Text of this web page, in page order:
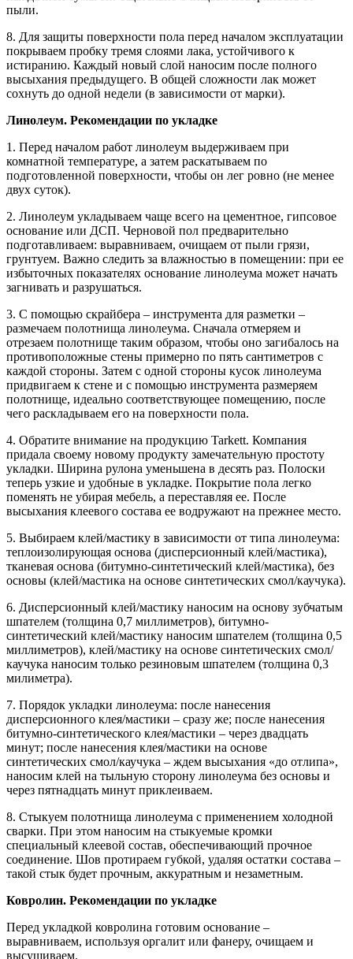
пыли.
8. Для защиты поверхности пола перед началом эксплуатации
покрываем пробку тремя слоями лака, устойчивого к
истиранию. Каждый новый слой наносим после полного
высыхания предыдущего. В общей сложности лак может
сохнуть до одной недели (в зависимости от марки).
Линолеум. Рекомендации по укладке
1. Перед началом работ линолеум выдерживаем при
комнатной температуре, а затем раскатываем по
подготовленной поверхности, чтобы он лег ровно (не менее
двух суток).
2. Линолеум укладываем чаще всего на цементное, гипсовое
основание или ДСП. Черновой пол предварительно
подготавливаем: выравниваем, очищаем от пыли грязи,
грунтуем. Важно следить за влажностью в помещении: при ее
избыточных показателях основание линолеума может начать
загнивать и разрушаться.
3. С помощью скрайбера – инструмента для разметки –
размечаем полотнища линолеума. Сначала отмеряем и
отрезаем полотнище таким образом, чтобы оно загибалось на
противоположные стены примерно по пять сантиметров с
каждой стороны. Затем с одной стороны кусок линолеума
придвигаем к стене и с помощью инструмента размеряем
полотнище, идеально соответствующее помещению, после
чего раскладываем его на поверхности пола.
4. Обратите внимание на продукцию Tarkett. Компания
придала своему новому продукту замечательную простоту
укладки. Ширина рулона уменьшена в десять раз. Полоски
теперь узкие и удобные в укладке. Покрытие пола легко
поменять не убирая мебель, а переставляя ее. После
высыхания клеевого состава ее водружают на прежнее место.
5. Выбираем клей/мастику в зависимости от типа линолеума:
теплоизолирующая основа (дисперсионный клей/мастика),
тканевая основа (битумно-синтетический клей/мастика), без
основы (клей/мастика на основе синтетических смол/каучука).
6. Дисперсионный клей/мастику наносим на основу зубчатым
шпателем (толщина 0,7 миллиметров), битумно-
синтетический клей/мастику наносим шпателем (толщина 0,5
миллиметров), клей/мастику на основе синтетических смол/
каучука наносим только резиновым шпателем (толщина 0,3
милиметра).
7. Порядок укладки линолеума: после нанесения
дисперсионного клея/мастики – сразу же; после нанесения
битумно-синтетического клея/мастики – через двадцать
минут; после нанесения клея/мастики на основе
синтетических смол/каучука – ждем высыхания «до отлипа»,
наносим клей на тыльную сторону линолеума без основы и
через пятнадцать минут приклеиваем.
8. Стыкуем полотнища линолеума с применением холодной
сварки. При этом наносим на стыкуемые кромки
специальный клеевой состав, обеспечивающий прочное
соединение. Шов протираем губкой, удаляя остатки состава –
такой стык будет прочным, аккуратным и незаметным.
Ковролин. Рекомендации по укладке
Перед укладкой ковролина готовим основание –
выравниваем, используя оргалит или фанеру, очищаем и
высушиваем.